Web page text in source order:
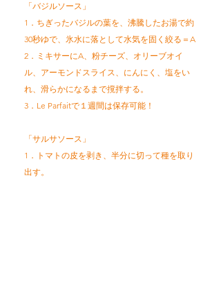
​「バジルソース」
1．ちぎったバジルの葉を、沸騰したお湯で約
30秒ゆで、氷水に落として水気を固く絞る＝A
2．ミキサーにA、粉チーズ、オリーブオイ
ル、アーモンドスライス、にんにく、塩をい
れ、滑らかになるまで撹拌する。
3．Le Parfaitで１週間は保存可能！
「サルサソース」
1．トマトの皮を剥き、半分に切って種を取り
出す。